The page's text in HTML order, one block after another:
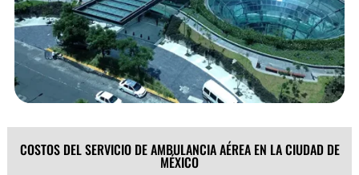
COSTOS DEL SERVICIO DE AMBULANCIA AÉREA EN LA CIUDAD DE
MÉXICO